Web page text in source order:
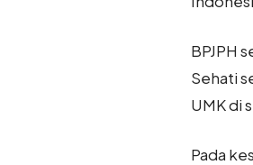
BPJPH
Sehati
UMK di
Pada